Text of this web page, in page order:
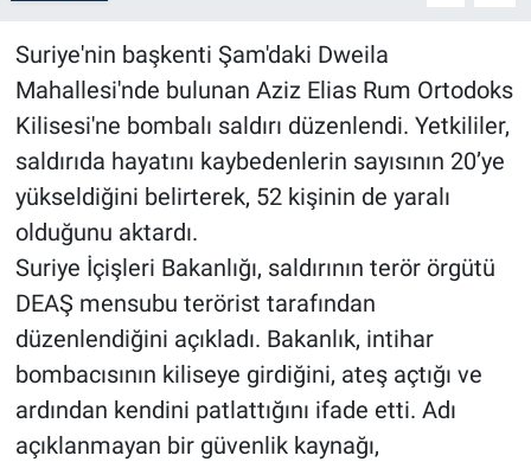
Suriye'nin başkenti Şam'daki Dweila
Mahallesi'nde bulunan Aziz Elias Rum Ortodoks
Kilisesi'ne bombalı saldırı düzenlendi. Yetkililer,
saldırıda hayatını kaybedenlerin sayısının 20’ye
yükseldiğini belirterek, 52 kişinin de yaralı
olduğunu aktardı.
Suriye İçişleri Bakanlığı, saldırının terör örgütü
DEAŞ mensubu terörist tarafından
düzenlendiğini açıkladı. Bakanlık, intihar
bombacısının kiliseye girdiğini, ateş açtığı ve
ardından kendini patlattığını ifade etti. Adı
açıklanmayan bir güvenlik kaynağı,